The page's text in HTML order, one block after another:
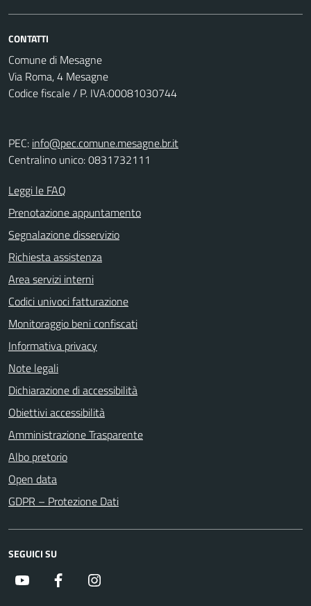
CONTATTI
Comune di Mesagne
Via Roma, 4 Mesagne
Codice fiscale / P. IVA:00081030744
PEC: info@pec.comune.mesagne.br.it
Centralino unico: 0831732111
Leggi le FAQ
Prenotazione appuntamento
Segnalazione disservizio
Richiesta assistenza
Area servizi interni
Codici univoci fatturazione
Monitoraggio beni confiscati
Informativa privacy
Note legali
Dichiarazione di accessibilità
Obiettivi accessibilità
Amministrazione Trasparente
Albo pretorio
Open data
GDPR – Protezione Dati
SEGUICI SU
Youtube Facebook